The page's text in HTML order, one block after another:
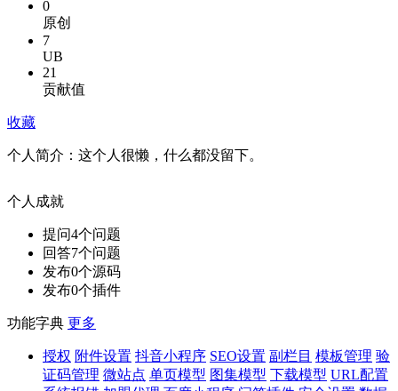
0
原创
7
UB
21
贡献值
收藏
个人简介： 这个人很懒，什么都没留下。
个人成就
提问4个问题
回答7个问题
发布0个源码
发布0个插件
功能字典 更多
授权 附件设置 抖音小程序 SEO设置 副栏目 模板管理 验
证码管理 微站点 单页模型 图集模型 下载模型 URL配置